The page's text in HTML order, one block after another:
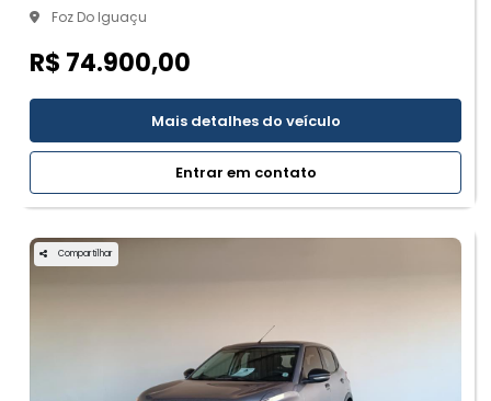
Foz Do Iguaçu
R$ 74.900,00
Mais detalhes do veículo
Entrar em contato
Compartilhar